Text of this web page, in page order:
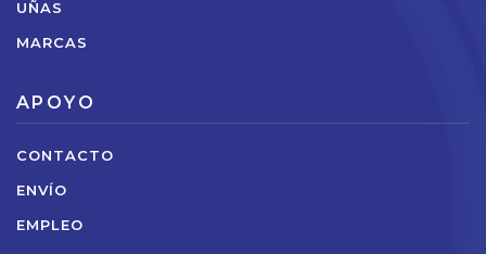
UÑAS
MARCAS
APOYO
CONTACTO
ENVÍO
EMPLEO